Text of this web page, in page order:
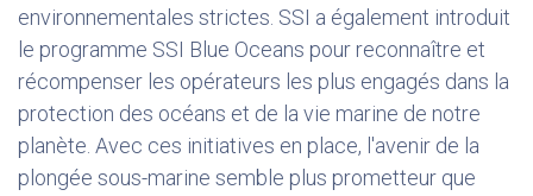
environnementales strictes. SSI a également introduit
le programme SSI Blue Oceans pour reconnaître et
récompenser les opérateurs les plus engagés dans la
protection des océans et de la vie marine de notre
planète. Avec ces initiatives en place, l'avenir de la
plongée sous-marine semble plus prometteur que